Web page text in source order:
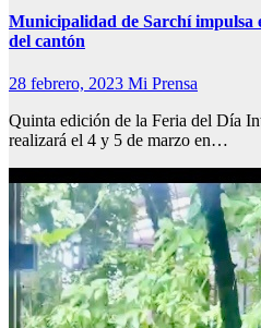
Municipalidad de Sarchí impulsa
del cantón
28 febrero, 2023 Mi Prensa
Quinta edición de la Feria del Día
realizará el 4 y 5 de marzo en…